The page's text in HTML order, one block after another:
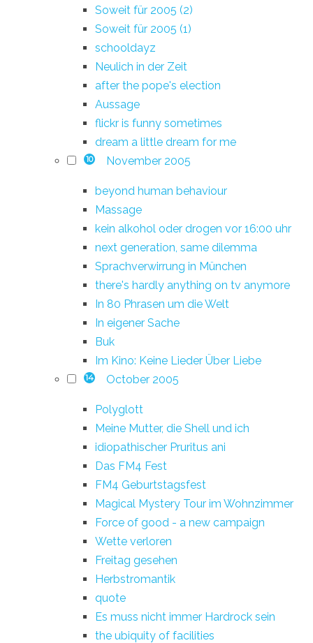
Soweit für 2005 (2)
Soweit für 2005 (1)
schooldayz
Neulich in der Zeit
after the pope's election
Aussage
flickr is funny sometimes
dream a little dream for me
10 November 2005
beyond human behaviour
Massage
kein alkohol oder drogen vor 16:00 uhr
next generation, same dilemma
Sprachverwirrung in München
there's hardly anything on tv anymore
In 80 Phrasen um die Welt
In eigener Sache
Buk
Im Kino: Keine Lieder Über Liebe
14 October 2005
Polyglott
Meine Mutter, die Shell und ich
idiopathischer Pruritus ani
Das FM4 Fest
FM4 Geburtstagsfest
Magical Mystery Tour im Wohnzimmer
Force of good - a new campaign
Wette verloren
Freitag gesehen
Herbstromantik
quote
Es muss nicht immer Hardrock sein
the ubiquity of facilities